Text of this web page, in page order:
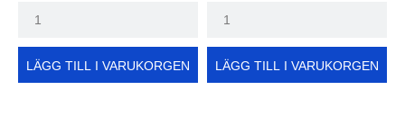
LÄGG TILL I VARUKORGEN LÄGG TILL I VARUKORGEN